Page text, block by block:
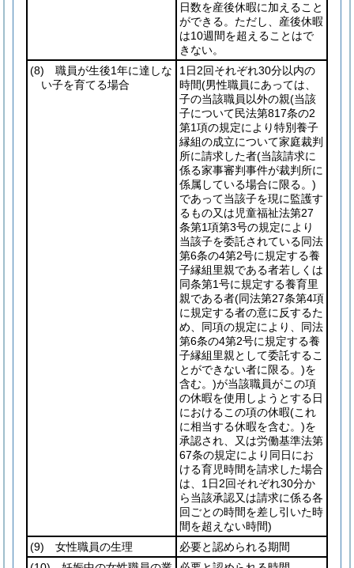
日数を産後休暇に加えること
ができる。ただし、産後休暇
は10週間を超えることはで
きない。
(8) 職員が生後1年に達しな
い子を育てる場合
1日2回それぞれ30分以内の
時間(男性職員にあっては、
子の当該職員以外の親(当該
子について民法第817条の2
第1項の規定により特別養子
縁組の成立について家庭裁判
所に請求した者(当該請求に
係る家事審判事件が裁判所に
係属している場合に限る。)
であって当該子を現に監護す
るもの又は児童福祉法第27
条第1項第3号の規定により
当該子を委託されている同法
第6条の4第2号に規定する養
子縁組里親である者若しくは
同条第1号に規定する養育里
親である者(同法第27条第4項
に規定する者の意に反するた
め、同項の規定により、同法
第6条の4第2号に規定する養
子縁組里親として委託するこ
とができない者に限る。)を
含む。)が当該職員がこの項
の休暇を使用しようとする日
におけるこの項の休暇(これ
に相当する休暇を含む。)を
承認され、又は労働基準法第
67条の規定により同日にお
ける育児時間を請求した場合
は、1日2回それぞれ30分か
ら当該承認又は請求に係る各
回ごとの時間を差し引いた時
間を超えない時間)
(9) 女性職員の生理
必要と認められる期間